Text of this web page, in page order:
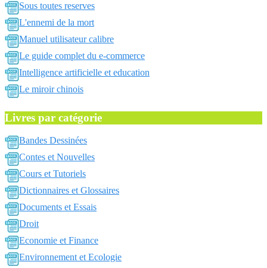
Sous toutes reserves
L'ennemi de la mort
Manuel utilisateur calibre
Le guide complet du e-commerce
Intelligence artificielle et education
Le miroir chinois
Livres par catégorie
Bandes Dessinées
Contes et Nouvelles
Cours et Tutoriels
Dictionnaires et Glossaires
Documents et Essais
Droit
Economie et Finance
Environnement et Ecologie